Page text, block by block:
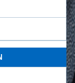
tay co thủy lực...